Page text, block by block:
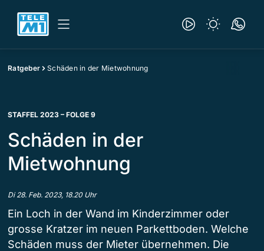
Ratgeber Schäden in der Mietwohnung
STAFFEL 2023 – FOLGE 9
Schäden in der
Mietwohnung
Di 28. Feb. 2023, 18.20 Uhr
Ein Loch in der Wand im Kinderzimmer oder
grosse Kratzer im neuen Parkettboden. Welche
Schäden muss der Mieter übernehmen. Die